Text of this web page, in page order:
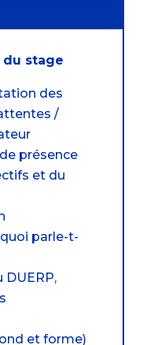
du stage
des
/
présence
et du
parle-t-
DUERP,
et forme)